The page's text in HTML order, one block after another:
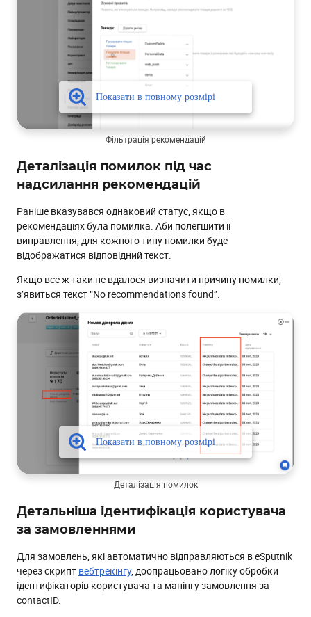
Фільтрація рекомендацій
Деталізація помилок під час
надсилання рекомендацій
Раніше вказувався однаковий статус, якщо в
рекомендаціях була помилка. Аби полегшити її
виправлення, для кожного типу помилки буде
відображатися відповідний текст.
Якщо все ж таки не вдалося визначити причину помилки,
з’явиться текст “No recommendations found”.
Деталізація помилок
Детальніша ідентифікація користувача
за замовленнями
Для замовлень, які автоматично відправляються в eSputnik
через скрипт вебтрекінгу, доопрацьовано логіку обробки
ідентифікаторів користувача та мапінгу замовлення за
contactID.